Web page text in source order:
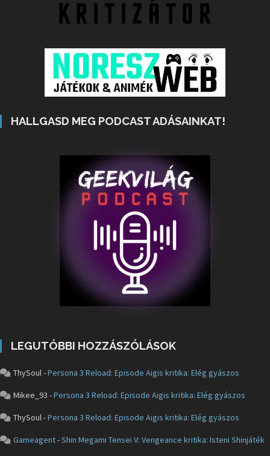
HALLGASD MEG PODCAST ADÁSAINKAT!
LEGUTÓBBI HOZZÁSZÓLÁSOK
ThySoul-Persona 3 Reload: Episode Aigis kritika: Elég gyászos
Mikee_93 -Persona 3 Reload: Episode Aigis kritika: Elég gyászos
ThySoul-Persona 3 Reload: Episode Aigis kritika: Elég gyászos
Gameagent-Shin Megami Tensei V: Vengeance kritika: Isteni Shinjáték